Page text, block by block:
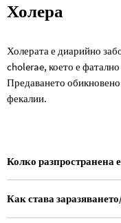
Холера
Холера
Холерата е диарийно
cholerae, което е фатално
Предаването
фекалии.
Колко разпространена
Как става